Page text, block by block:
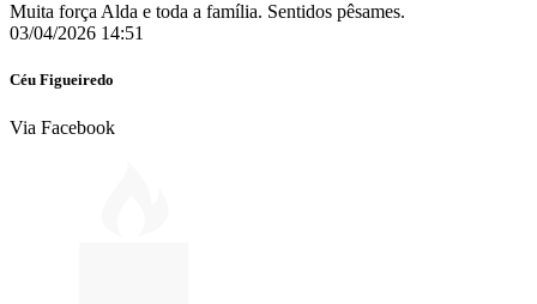
Muita força Alda e toda a família. Sentidos pêsames.
03/04/2026 14:51
Céu Figueiredo
Via Facebook